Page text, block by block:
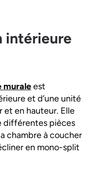
intérieure
muraleest
et d’une unité
et en hauteur. Elle
différentes pièces
chambre à coucher
en mono-split